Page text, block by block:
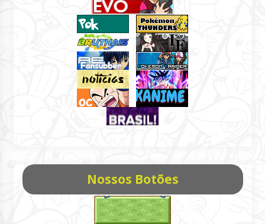
Nossos Botões